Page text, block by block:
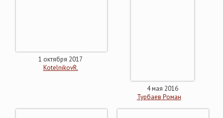
1 октября 2017
KotelnikovR.
4 мая 2016
Турбаев Роман